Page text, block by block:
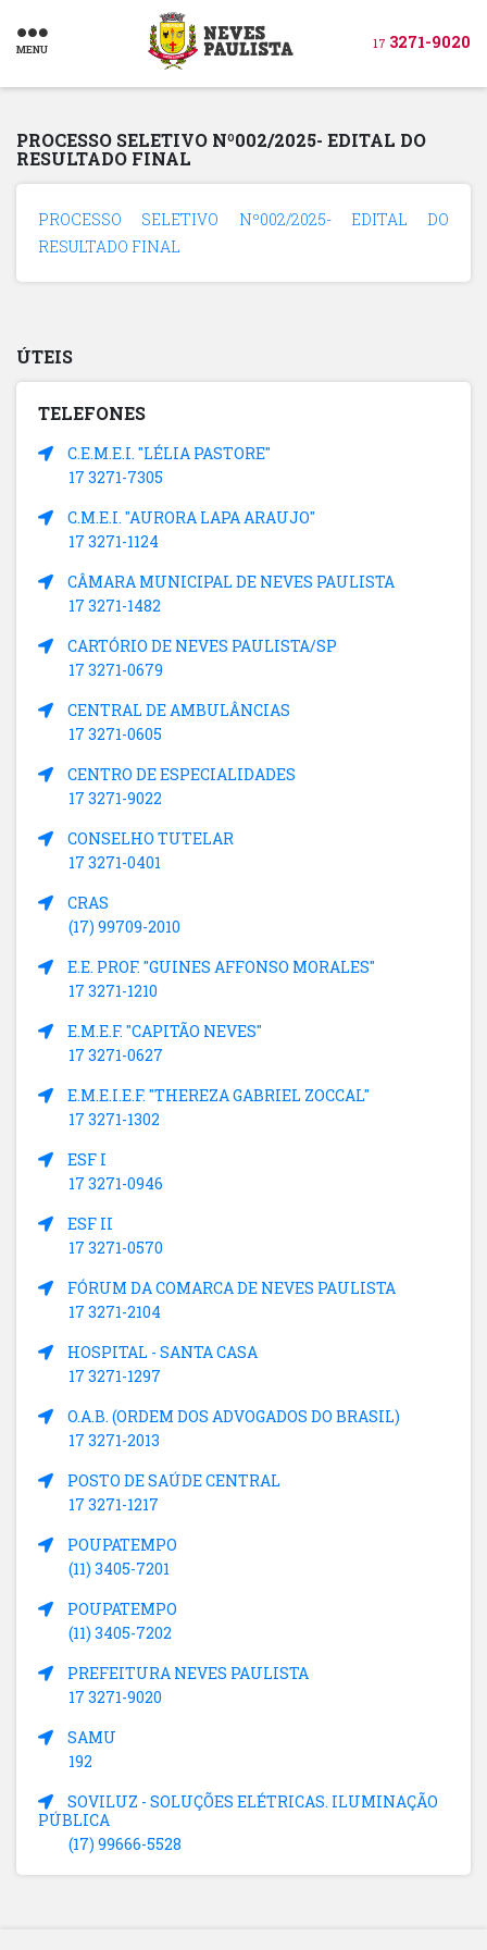
MENU 17 3271-9020
PROCESSO SELETIVO Nº002/2025- EDITAL DO
RESULTADO FINAL
PROCESSO SELETIVO Nº002/2025- EDITAL DO
RESULTADO FINAL
ÚTEIS
TELEFONES
C.E.M.E.I. "LÉLIA PASTORE"
17 3271-7305
C.M.E.I. "AURORA LAPA ARAUJO"
17 3271-1124
CÂMARA MUNICIPAL DE NEVES PAULISTA
17 3271-1482
CARTÓRIO DE NEVES PAULISTA/SP
17 3271-0679
CENTRAL DE AMBULÂNCIAS
17 3271-0605
CENTRO DE ESPECIALIDADES
17 3271-9022
CONSELHO TUTELAR
17 3271-0401
CRAS
(17) 99709-2010
E.E. PROF. "GUINES AFFONSO MORALES"
17 3271-1210
E.M.E.F. "CAPITÃO NEVES"
17 3271-0627
E.M.E.I.E.F. "THEREZA GABRIEL ZOCCAL"
17 3271-1302
ESF I
17 3271-0946
ESF II
17 3271-0570
FÓRUM DA COMARCA DE NEVES PAULISTA
17 3271-2104
HOSPITAL - SANTA CASA
17 3271-1297
O.A.B. (ORDEM DOS ADVOGADOS DO BRASIL)
17 3271-2013
POSTO DE SAÚDE CENTRAL
17 3271-1217
POUPATEMPO
(11) 3405-7201
POUPATEMPO
(11) 3405-7202
PREFEITURA NEVES PAULISTA
17 3271-9020
SAMU
192
SOVILUZ - SOLUÇÕES ELÉTRICAS. ILUMINAÇÃO
PÚBLICA
(17) 99666-5528